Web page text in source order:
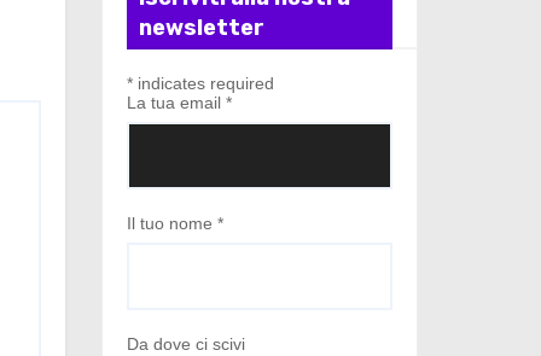
newsletter
*indicates required
La tua email *
Il tuo nome *
Da dove ci scivi